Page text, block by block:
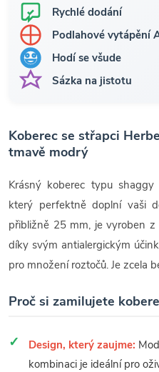
Rychlé dodání
Podlahové vytápění
Hodí se všude
Sázka na jistotu
Koberec se střapci
tmavě modrý
Krásný koberec typu
který perfektně doplní vaši
přibližně 25 mm, je vyroben
díky svým antialergickým
pro množení roztočů. Je zcela
Proč si zamilujete
Design, který zaujme:
kombinaci je ideální pro